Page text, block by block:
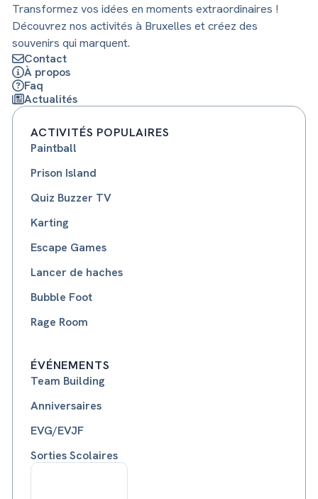
Transformez vos idées en moments extraordinaires !
Découvrez nos activités à Bruxelles et créez des
souvenirs qui marquent.
Contact
À propos
Faq
Actualités
ACTIVITÉS POPULAIRES
Paintball
Prison Island
Quiz Buzzer TV
Karting
Escape Games
Lancer de haches
Bubble Foot
Rage Room
ÉVÉNEMENTS
Team Building
Anniversaires
EVG/EVJF
Sorties Scolaires